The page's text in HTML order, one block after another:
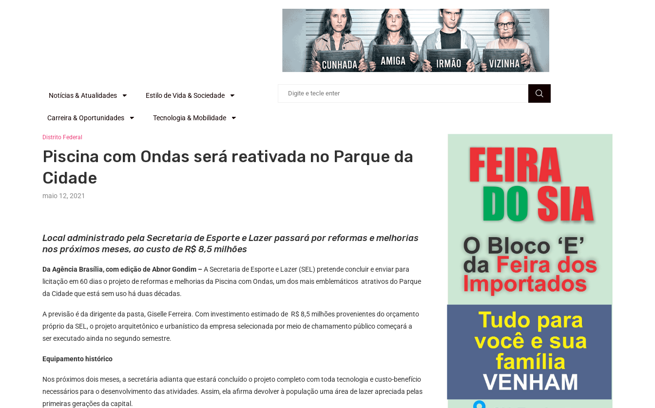
Notícias & Atualidades Estilo de Vida & Sociedade
Carreira & Oportunidades Tecnologia & Mobilidade
Distrito Federal
Piscina com Ondas será reativada no Parque da
Cidade
maio 12, 2021
Local administrado pela Secretaria de Esporte e Lazer passará por reformas e melhorias
nos próximos meses, ao custo de R$ 8,5 milhões
Da Agência Brasília, com edição de Abnor Gondim –A Secretaria de Esporte e Lazer (SEL) pretende concluir e enviar para
licitação em 60 dias o projeto de reformas e melhorias da Piscina com Ondas, um dos mais emblemáticos atrativos do Parque
da Cidade que está sem uso há duas décadas.
A previsão é da dirigente da pasta, Giselle Ferreira. Com investimento estimado de R$ 8,5 milhões provenientes do orçamento
próprio da SEL, o projeto arquitetônico e urbanístico da empresa selecionada por meio de chamamento público começará a
ser executado ainda no segundo semestre.
Equipamento histórico
Nos próximos dois meses, a secretária adianta que estará concluído o projeto completo com toda tecnologia e custo-benefício
necessários para o desenvolvimento das atividades. Assim, ela afirma devolver à população uma área de lazer apreciada pelas
primeiras gerações da capital.